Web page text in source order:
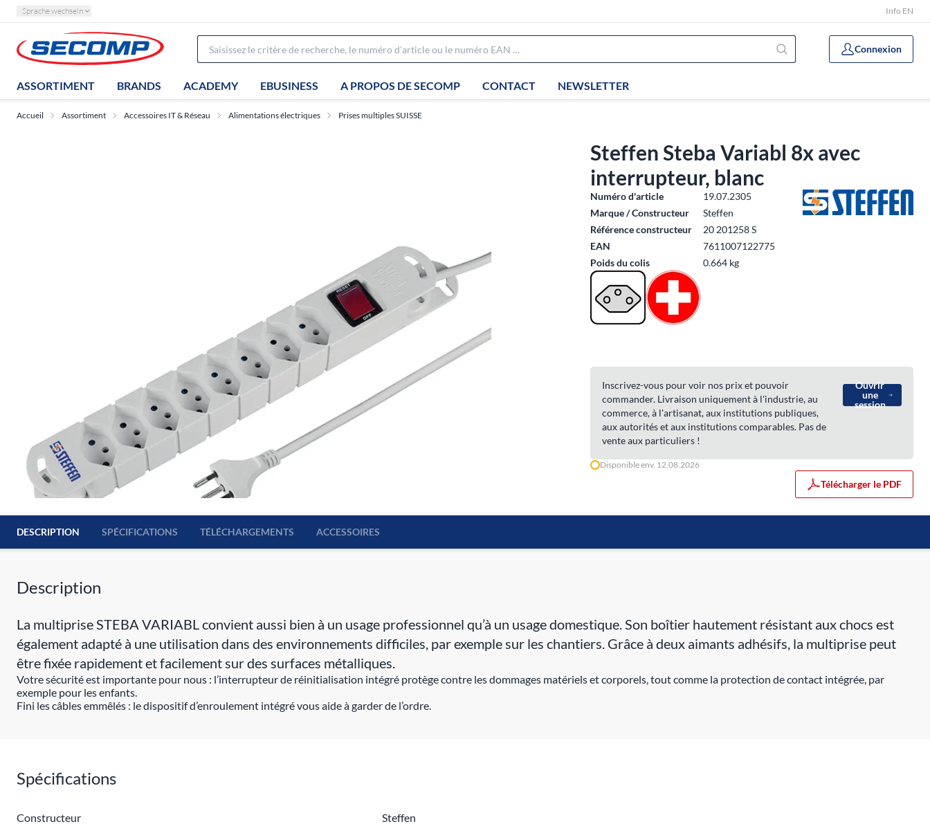
Sprache wechseln Info EN
Connexion
ASSORTIMENT BRANDS ACADEMY EBUSINESS A PROPOS DE SECOMP CONTACT NEWSLETTER
Accueil Assortiment Accessoires IT & Réseau Alimentations électriques Prises multiples SUISSE
Steffen Steba Variabl 8x avec
interrupteur, blanc
Numéro d'article
19.07.2305
Marque / Constructeur
Steffen
Référence constructeur
20 201258 S
EAN
7611007122775
Poids du colis
0.664 kg
Inscrivez-vous pour voir nos prix et pouvoir
commander. Livraison uniquement à l'industrie, au
commerce, à l'artisanat, aux institutions publiques,
aux autorités et aux institutions comparables. Pas de
vente aux particuliers !
Ouvrir
une
session
Disponible env. 12.08.2026
Télécharger le PDF
DESCRIPTION SPÉCIFICATIONS TÉLÉCHARGEMENTS ACCESSOIRES
Description
La multiprise STEBA VARIABL convient aussi bien à un usage professionnel qu’à un usage domestique. Son boîtier hautement résistant aux chocs est
également adapté à une utilisation dans des environnements difficiles, par exemple sur les chantiers. Grâce à deux aimants adhésifs, la multiprise peut
être fixée rapidement et facilement sur des surfaces métalliques.
Votre sécurité est importante pour nous : l’interrupteur de réinitialisation intégré protège contre les dommages matériels et corporels, tout comme la protection de contact intégrée, par
exemple pour les enfants.
Fini les câbles emmêlés : le dispositif d’enroulement intégré vous aide à garder de l’ordre.
Spécifications
Constructeur
Steffen